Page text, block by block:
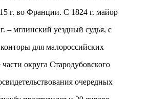
г. во Франции. С 1824 г. майор
– мглинский уездный судья, с
для малороссийских
округа Стародубовского
очередных